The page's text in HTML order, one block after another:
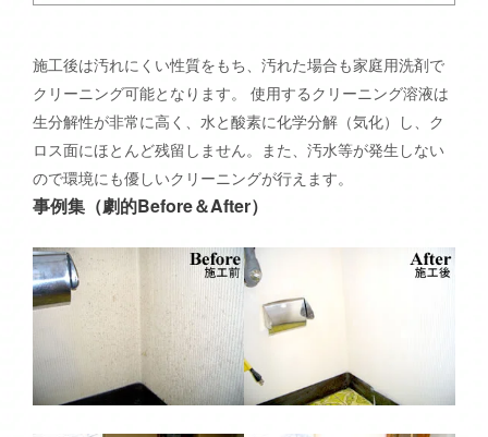
施工後は汚れにくい性質をもち、汚れた場合も家庭用洗剤で
クリーニング可能となります。 使用するクリーニング溶液は
生分解性が非常に高く、水と酸素に化学分解（気化）し、ク
ロス面にほとんど残留しません。また、汚水等が発生しない
ので環境にも優しいクリーニングが行えます。
事例集（劇的Before＆After）